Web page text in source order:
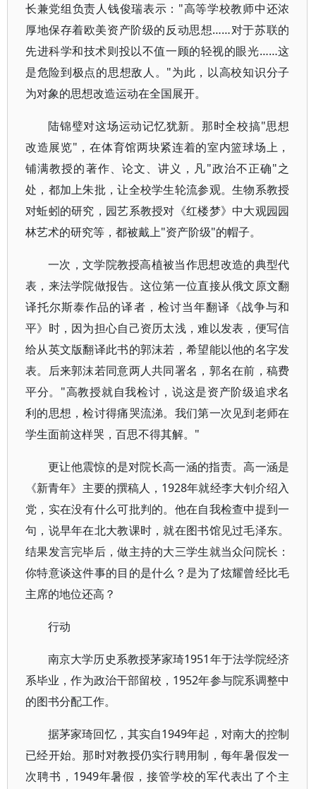
长兼党组负责人钱俊瑞表示："高等学校教师中还浓
厚地保存着欧美资产阶级的反动思想……对于苏联的
先进科学和技术则投以不值一顾的轻视的眼光……这
是危险到极点的思想敌人。"为此，以高校知识分子
为对象的思想改造运动在全国展开。
陆锦璧对这场运动记忆犹新。那时全校搞"思想
改造展览"，在体育馆两块紧连着的室内篮球场上，
铺满教授的著作、论文、讲义，凡"政治不正确"之
处，都加上朱批，让全校学生轮流参观。生物系教授
对蚯蚓的研究，园艺系教授对《红楼梦》中大观园园
林艺术的研究等，都被戴上"资产阶级"的帽子。
一次，文学院教授高植被当作思想改造的典型代
表，来法学院做报告。这位第一位直接从俄文原文翻
译托尔斯泰作品的译者，检讨当年翻译《战争与和
平》时，因为担心自己资历太浅，难以发表，便写信
给从英文版翻译此书的郭沫若，希望能以他的名字发
表。后来郭沫若同意两人共同署名，郭名在前，稿费
平分。"高教授就自我检讨，说这是资产阶级追求名
利的思想，检讨得痛哭流涕。我们第一次见到老师在
学生面前这样哭，百思不得其解。"
更让他震惊的是对院长高一涵的指责。高一涵是
《新青年》主要的撰稿人，1928年就经李大钊介绍入
党，实在没有什么可批判的。他在自我检查中提到一
句，说早年在北大教课时，就在图书馆见过毛泽东。
结果发言完毕后，做主持的大三学生就当众问院长：
你特意谈这件事的目的是什么？是为了炫耀曾经比毛
主席的地位还高？
行动
南京大学历史系教授茅家琦1951年于法学院经济
系毕业，作为政治干部留校，1952年参与院系调整中
的图书分配工作。
据茅家琦回忆，其实自1949年起，对南大的控制
已经开始。那时对教授仍实行聘用制，每年暑假发一
次聘书，1949年暑假，接管学校的军代表出了个主